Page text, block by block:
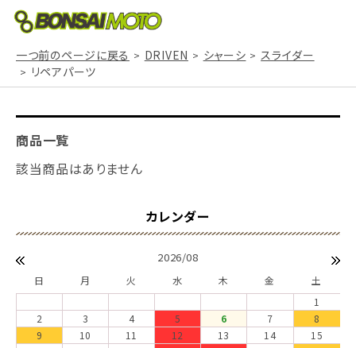
一つ前のページに戻る DRIVEN シャーシ
スライダー
リペアパーツ
商品一覧
該当商品はありません
2026/08
日 月 火 水 木 金
土
1
2
3 4 5 6 7
8
9
10 11 12 13 14
15